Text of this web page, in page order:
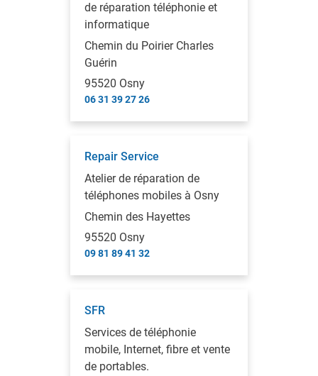
de réparation téléphonie et
informatique
Chemin du Poirier Charles
Guérin
95520 Osny
06 31 39 27 26
Repair Service
Atelier de réparation de
téléphones mobiles à Osny
Chemin des Hayettes
95520 Osny
09 81 89 41 32
SFR
Services de téléphonie
mobile, Internet, fibre et vente
de portables.